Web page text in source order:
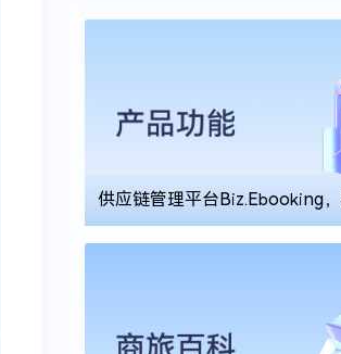
供应链管理平台Biz.Ebooking
与供应链伙伴